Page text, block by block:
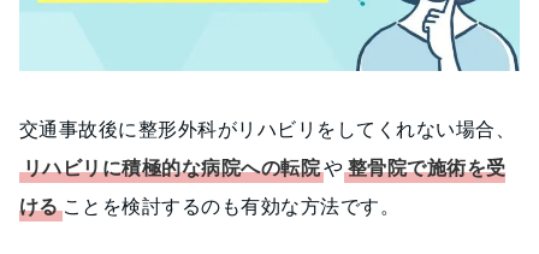
交通事故後に整形外科がリハビリをしてくれない場合、
リハビリに積極的な病院への転院や整骨院で施術を受
けることを検討するのも有効な方法です。